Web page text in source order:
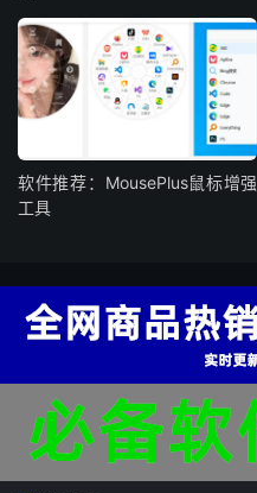
软件推荐：MousePlus鼠标增强
工具